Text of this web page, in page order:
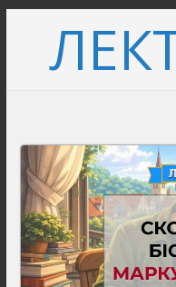
вмісту